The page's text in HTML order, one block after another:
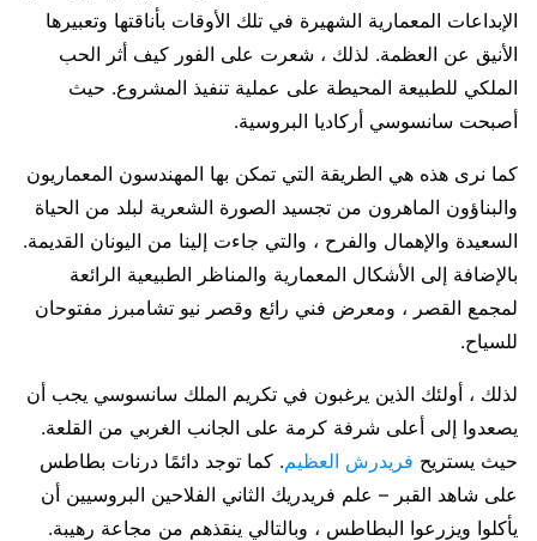
الإبداعات المعمارية الشهيرة في تلك الأوقات بأناقتها وتعبيرها
الأنيق عن العظمة. لذلك ، شعرت على الفور كيف أثر الحب
الملكي للطبيعة المحيطة على عملية تنفيذ المشروع. حيث
أصبحت سانسوسي أركاديا البروسية.
كما نرى هذه هي الطريقة التي تمكن بها المهندسون المعماريون
والبناؤون الماهرون من تجسيد الصورة الشعرية لبلد من الحياة
السعيدة والإهمال والفرح ، والتي جاءت إلينا من اليونان القديمة.
بالإضافة إلى الأشكال المعمارية والمناظر الطبيعية الرائعة
لمجمع القصر ، ومعرض فني رائع وقصر نيو تشامبرز مفتوحان
للسياح.
لذلك ، أولئك الذين يرغبون في تكريم الملك سانسوسي يجب أن
يصعدوا إلى أعلى شرفة كرمة على الجانب الغربي من القلعة.
حيث يستريح فريدرش العظيم. كما توجد دائمًا درنات بطاطس
على شاهد القبر – علم فريدريك الثاني الفلاحين البروسيين أن
يأكلوا ويزرعوا البطاطس ، وبالتالي ينقذهم من مجاعة رهيبة.